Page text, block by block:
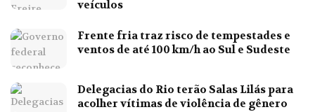
veículos
Frente fria traz risco de tempestades e
ventos de até 100 km/h ao Sul e Sudeste
Delegacias do Rio terão Salas Lilás para
acolher vítimas de violência de gênero